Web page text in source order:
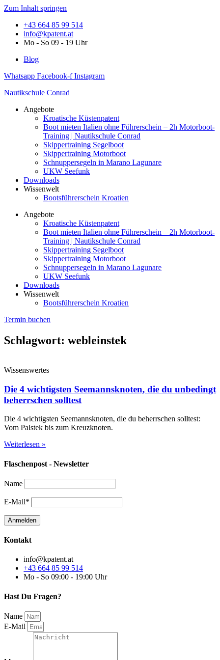
Zum Inhalt springen
+43 664 85 99 514
info@kpatent.at
Mo - So 09 - 19 Uhr
Blog
Whatsapp Facebook-f Instagram
Nautikschule Conrad
Angebote
Kroatische Küstenpatent
Boot mieten Italien ohne Führerschein – 2h Motorboot-
Training | Nautikschule Conrad
Skippertraining Segelboot
Skippertraining Motorboot
Schnuppersegeln in Marano Lagunare
UKW Seefunk
Downloads
Wissenwelt
Bootsführerschein Kroatien
Angebote
Kroatische Küstenpatent
Boot mieten Italien ohne Führerschein – 2h Motorboot-
Training | Nautikschule Conrad
Skippertraining Segelboot
Skippertraining Motorboot
Schnuppersegeln in Marano Lagunare
UKW Seefunk
Downloads
Wissenwelt
Bootsführerschein Kroatien
Termin buchen
Schlagwort: webleinstek
Wissenswertes
Die 4 wichtigsten Seemannsknoten, die du unbedingt
beherrschen solltest
Die 4 wichtigsten Seemannsknoten, die du beherrschen solltest:
Vom Palstek bis zum Kreuzknoten.
Weiterlesen »
Flaschenpost - Newsletter
Name
E-Mail*
Kontakt
info@kpatent.at
+43 664 85 99 514
Mo - So 09:00 - 19:00 Uhr
Hast Du Fragen?
Name
E-Mail